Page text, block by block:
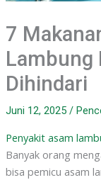
7
Lambung
Dihindari
Juni 12, 2025 /
Penyakit asam
Banyak orang
bisa pemicu asam